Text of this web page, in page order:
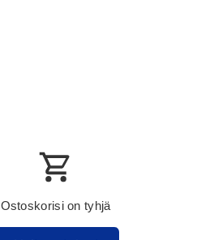
Ostoskorisi on tyhjä